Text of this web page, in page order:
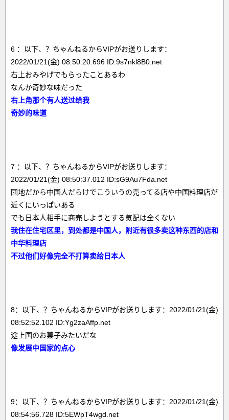
6 ：以下、？ちゃんねるからVIPがお送りします：
2022/01/21(金) 08:50:20.696 ID:9s7nkl8B0.net
右上おみやげでもらったことあるわ
なんか奇妙な味だった
右上角那个有人送过给我
奇妙的味道
7 ：以下、？ちゃんねるからVIPがお送りします：
2022/01/21(金) 08:50:37.012 ID:sG9Au7Fda.net
団地だから中国人だらけでこういうの売ってる店や中国料理店が
近くにいっぱいある
でも日本人相手に商売しようとする気配は全くない
我住在住宅区里，到处都是中国人，附近有很多卖这种东西的店和
中华料理店
不过他们好像完全不打算卖给日本人
8：以下、？ちゃんねるからVIPがお送りします：2022/01/21(金)
08:52:52.102 ID:Yg2zaAffp.net
途上国のお菓子みたいだな
像发展中国家的点心
9：以下、？ちゃんねるからVIPがお送りします：2022/01/21(金)
08:54:56.728 ID:5EWpT4wgd.net